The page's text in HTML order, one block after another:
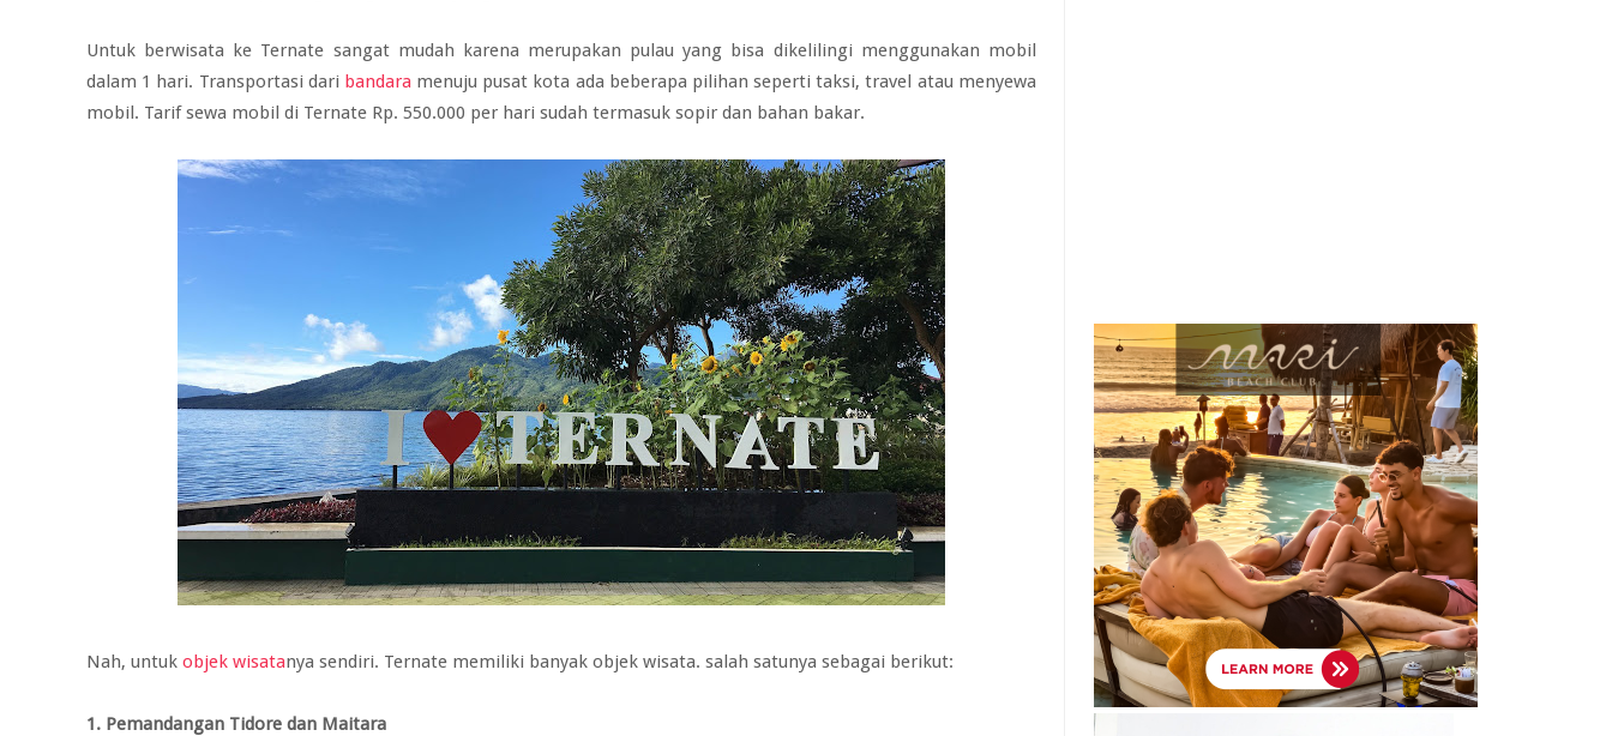
Untuk berwisata ke Ternate sangat mudah karena merupakan pulau yang bisa dikelilingi menggunakan mobil
dalam 1 hari. Transportasi dari bandara menuju pusat kota ada beberapa pilihan seperti taksi, travel atau menyewa
mobil. Tarif sewa mobil di Ternate Rp. 550.000 per hari sudah termasuk sopir dan bahan bakar.
Nah, untuk objek wisatanya sendiri. Ternate memiliki banyak objek wisata. salah satunya sebagai berikut:
1. Pemandangan Tidore dan Maitara